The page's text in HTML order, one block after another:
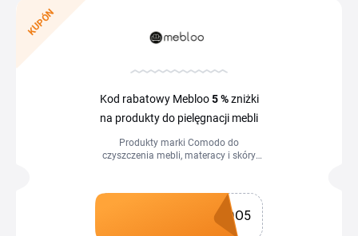
koszyku w polu na kod promocyjny, zniżka naliczy się od
razu. Na mebloo.pl kupisz meble do salonu, sypialni, kuchni
działają na pełny asortyment. Sprawdź też okazje
przygotowuje dodatkowe obniżki na wybrane kolekcje.
KUPÓN
Kod rabatowy Mebloo5 %zniżki
na produkty do pielęgnacji mebli
Produkty marki Comodo do
czyszczenia mebli, materacy i skóry
DO5